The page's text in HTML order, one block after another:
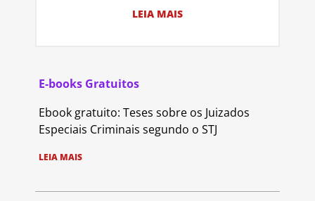
LEIA MAIS
E-books Gratuitos
Ebook gratuito: Teses sobre os Juizados
Especiais Criminais segundo o STJ
LEIA MAIS